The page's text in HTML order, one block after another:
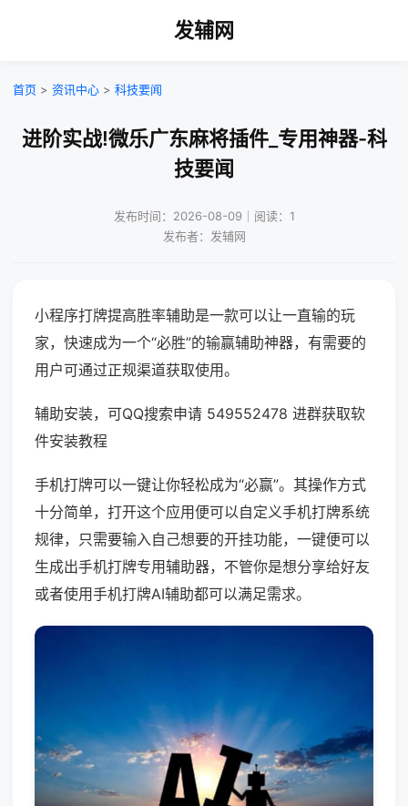
发辅网
首页 > 资讯中心 > 科技要闻
进阶实战!微乐广东麻将插件_专用神器-科
技要闻
发布时间：2026-08-09｜阅读：1
发布者：发辅网
小程序打牌提高胜率辅助是一款可以让一直输的玩
家，快速成为一个“必胜”的输赢辅助神器，有需要的
用户可通过正规渠道获取使用。
辅助安装，可QQ搜索申请 549552478 进群获取软
件安装教程
手机打牌可以一键让你轻松成为“必赢”。其操作方式
十分简单，打开这个应用便可以自定义手机打牌系统
规律，只需要输入自己想要的开挂功能，一键便可以
生成出手机打牌专用辅助器，不管你是想分享给好友
或者使用手机打牌AI辅助都可以满足需求。